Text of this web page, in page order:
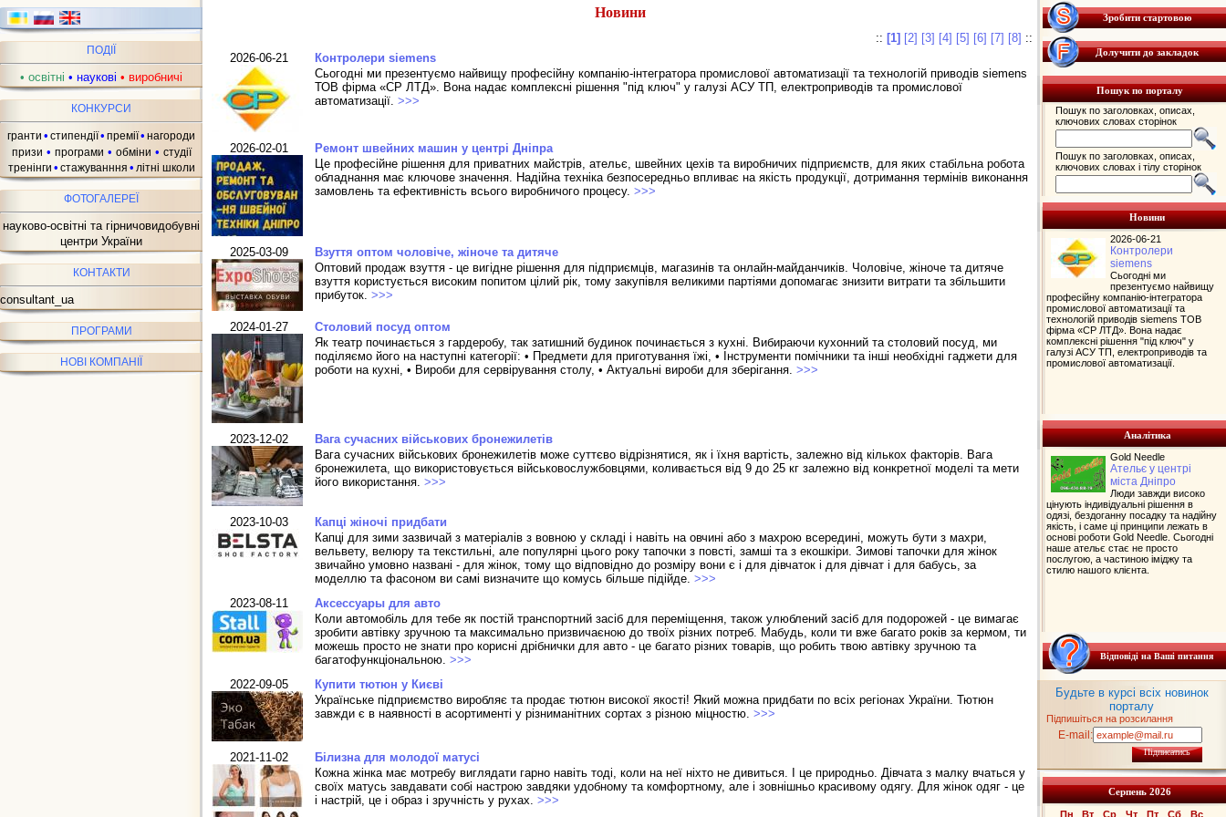
ПОДІЇ
• освітні • наукові • виробничі
КОНКУРСИ
гранти • стипендії• премії• нагороди
призи • програми • обміни • студії
тренінги • стажуванння • літні школи
ФОТОГАЛЕРЕЇ
науково-освітні та гірничовидобувні
центри України
КОНТАКТИ
consultant_ua
ПРОГРАМИ
НОВІ КОМПАНІЇ
Новини
:: [1] [2] [3] [4] [5] [6] [7] [8] ::
2026-06-21
Контролери siemens
Сьогодні ми презентуємо найвищу професійну компанію-інтегратора промислової автоматизації та технологій приводів siemens
ТОВ фірма «СР ЛТД». Вона надає комплексні рішення "під ключ" у галузі АСУ ТП, електроприводів та промислової
автоматизації. >>>
2026-02-01
Ремонт швейних машин у центрі Дніпра
Це професійне рішення для приватних майстрів, ательє, швейних цехів та виробничих підприємств, для яких стабільна робота
обладнання має ключове значення. Надійна техніка безпосередньо впливає на якість продукції, дотримання термінів виконання
замовлень та ефективність всього виробничого процесу. >>>
2025-03-09
Взуття оптом чоловіче, жіноче та дитяче
Оптовий продаж взуття - це вигідне рішення для підприємців, магазинів та онлайн-майданчиків. Чоловіче, жіноче та дитяче
взуття користується високим попитом цілий рік, тому закупівля великими партіями допомагає знизити витрати та збільшити
прибуток. >>>
2024-01-27
Столовий посуд оптом
Як театр починається з гардеробу, так затишний будинок починається з кухні. Вибираючи кухонний та столовий посуд, ми
поділяємо його на наступні категорії: • Предмети для приготування їжі, • Інструменти помічники та інші необхідні гаджети для
роботи на кухні, • Вироби для сервірування столу, • Актуальні вироби для зберігання. >>>
2023-12-02
Вага сучасних військових бронежилетів
Вага сучасних військових бронежилетів може суттєво відрізнятися, як і їхня вартість, залежно від кількох факторів. Вага
бронежилета, що використовується військовослужбовцями, коливається від 9 до 25 кг залежно від конкретної моделі та мети
його використання. >>>
2023-10-03
Капці жіночі придбати
Капці для зими зазвичай з матеріалів з вовною у складі і навіть на овчині або з махрою всередині, можуть бути з махри,
вельвету, велюру та текстильні, але популярні цього року тапочки з повсті, замші та з екошкіри. Зимові тапочки для жінок
звичайно умовно названі - для жінок, тому що відповідно до розміру вони є і для дівчаток і для дівчат і для бабусь, за
моделлю та фасоном ви самі визначите що комусь більше підійде. >>>
2023-08-11
Аксессуары для авто
Коли автомобіль для тебе як постій транспортний засіб для переміщення, також улюблений засіб для подорожей - це вимагає
зробити автівку зручною та максимально призвичаєною до твоїх різних потреб. Мабудь, коли ти вже багато років за кермом, ти
можешь просто не знати про корисні дрібнички для авто - це багато різних товарів, що робить твою автівку зручною та
багатофункціональною. >>>
2022-09-05
Купити тютюн у Києві
Українське підприємство виробляє та продає тютюн високої якості! Який можна придбати по всіх регіонах України. Тютюн
завжди є в наявності в асортименті у різниманітних сортах з різною міцностю. >>>
2021-11-02
Білизна для молодої матусі
Кожна жінка має мотребу виглядати гарно навіть тоді, коли на неї ніхто не дивиться. І це природньо. Дівчата з малку вчаться у
своїх матусь завдавати собі настрою завдяки удобному та комфортному, але і зовнішньо красивому одягу. Для жінок одяг - це
і настрій, це і образ і зручність у рухах. >>>
Зробити стартовою
Долучити до закладок
Пошук по порталу
Пошук по заголовках, описах,
ключових словах сторінок
Пошук по заголовках, описах,
ключових словах і тілу сторінок
Новини
2026-06-21
Контролери
siemens
Сьогодні ми
презентуємо найвищу
професійну компанію-інтегратора
промислової автоматизації та
технологій приводів siemens ТОВ
фірма «СР ЛТД». Вона надає
комплексні рішення "під ключ" у
галузі АСУ ТП, електроприводів та
промислової автоматизації.
Аналітика
Gold Needle
Ательє у центрі
міста Дніпро
Люди завжди високо
цінують індивідуальні рішення в
одязі, бездоганну посадку та надійну
якість, і саме ці принципи лежать в
основі роботи Gold Needle. Сьогодні
наше ательє стає не просто
послугою, а частиною іміджу та
стилю нашого клієнта.
Відповіді на Ваші питання
Будьте в курсі всіх новинок
порталу
Підпишіться на розсилання
E-mail:
Підписатись
Серпень 2026
Пн Вт Ср Чт Пт Сб Вс